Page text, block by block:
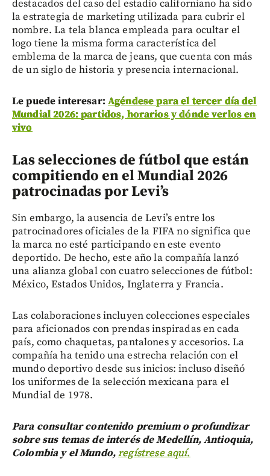
destacados del caso del estadio californiano ha sido
la estrategia de marketing utilizada para cubrir el
nombre. La tela blanca empleada para ocultar el
logo tiene la misma forma característica del
emblema de la marca de jeans, que cuenta con más
de un siglo de historia y presencia internacional.
Le puede interesar: Agéndese para el tercer día del
Mundial 2026: partidos, horarios y dónde verlos en
vivo
Las selecciones de fútbol que están
compitiendo en el Mundial 2026
patrocinadas por Levi’s
Sin embargo, la ausencia de Levi’s entre los
patrocinadores oficiales de la FIFA no significa que
la marca no esté participando en este evento
deportido. De hecho, este año la compañía lanzó
una alianza global con cuatro selecciones de fútbol:
México, Estados Unidos, Inglaterra y Francia.
Las colaboraciones incluyen colecciones especiales
para aficionados con prendas inspiradas en cada
país, como chaquetas, pantalones y accesorios. La
compañía ha tenido una estrecha relación con el
mundo deportivo desde sus inicios: incluso diseñó
los uniformes de la selección mexicana para el
Mundial de 1978.
Para consultar contenido premium o profundizar
sobre sus temas de interés de Medellín, Antioquia,
Colombia y el Mundo,regístrese aquí.